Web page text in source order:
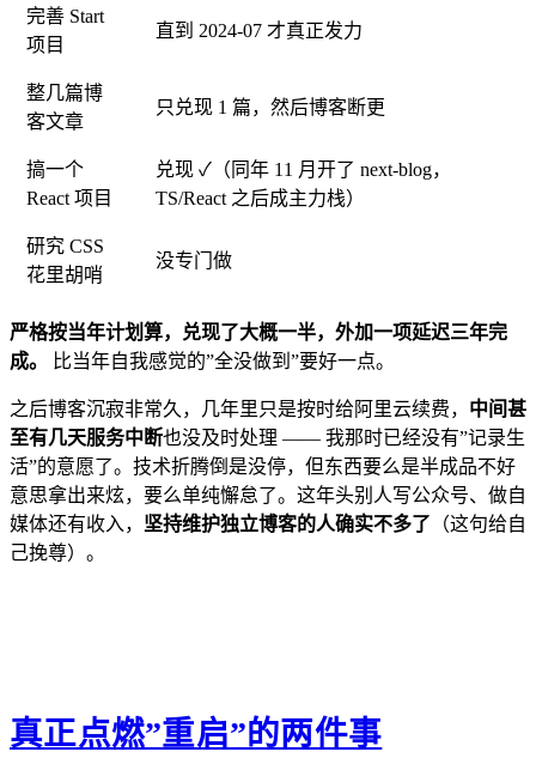
完善 Start
项目
直到 2024-07 才真正发力
整几篇博
客文章
只兑现 1 篇，然后博客断更
搞一个
React 项目
兑现 ✓（同年 11 月开了 next-blog，
TS/React 之后成主力栈）
研究 CSS
花里胡哨
没专门做
严格按当年计划算，兑现了大概一半，外加一项延迟三年完
成。
比当年自我感觉的”全没做到”要好一点。
之后博客沉寂非常久，几年里只是按时给阿里云续费， 中间甚
至有几天服务中断也没及时处理 —— 我那时已经没有”记录生
活”的意愿了。技术折腾倒是没停，但东西要么是半成品不好
意思拿出来炫，要么单纯懈怠了。这年头别人写公众号、做自
媒体还有收入， 坚持维护独立博客的人确实不多了 （这句给自
己挽尊）。
真正点燃”重启”的两件事